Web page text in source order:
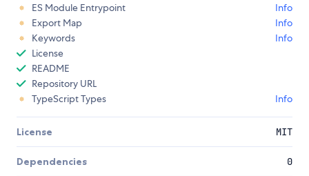
ES Module Entrypoint
Info
Export Map
Info
Keywords
Info
License
README
Repository URL
TypeScript Types
Info
License MIT
Dependencies 0